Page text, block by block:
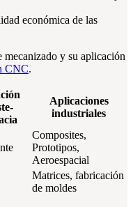
económica de las
mecanizado y su aplicación
CNC.
Aplicaciones
industriales
Composites,
Prototipos,
Aeroespacial
Matrices, fabricación
de moldes